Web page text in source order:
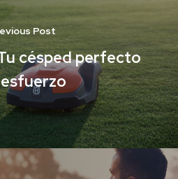
Post
césped perfecto